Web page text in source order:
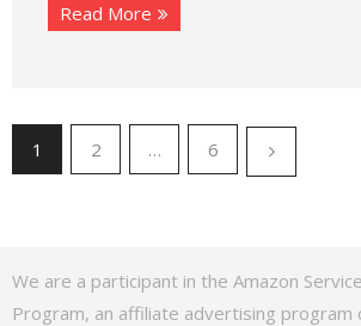
Read More
1 2 … 6
We are a participant in the Amazon
Program, an affiliate advertising program